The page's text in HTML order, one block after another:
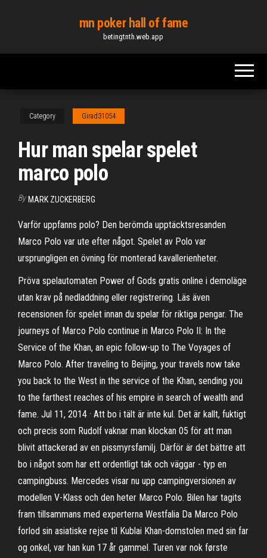
content
mn poker hall of fame
betingtnth.web.app
Category Girad31054
Hur man spelar spelet
marco polo
By MARK ZUCKERBERG
Varför uppfanns polo? Den berömda upptäcktsresanden
Marco Polo var ute efter något. Spelet av Polo var
ursprungligen en övning för monterad kavallerienheter.
Pröva spelautomaten Power of Gods gratis online i demoläge
utan krav på nedladdning eller registrering. Läs även
recensionen för spelet innan du spelar för riktiga pengar. The
journeys of Marco Polo continue in Marco Polo II: In the
Service of the Khan, an epic follow-up to The Voyages of
Marco Polo. After traveling to Beijing, your travels now take
you back to the West in the service of the Khan, sending you
to the farthest reaches of his empire in search of wealth and
fame. Jul 11, 2014 · Att bo i tält är inte kul. Det är kallt, fuktigt
och precis som Rudolf vaknar man klockan 05 för att man
blivit attackerad av en pissmyrsfamilj. Därför är det bättre att
bo i något som har ett ordentligt tak och väggar - typ en
campingbuss. Mercedes visar nu upp campingversionen av
modellen V-Klass och den heter Marco Polo. Bilen har tagits
fram tillsammans med experterna Westfalia Da Marco Polo
forlod sin asiatiske rejse til Kublai Khan-domstolen med sin far
og onkel, var han kun 17 år gammel. Turen var nok første